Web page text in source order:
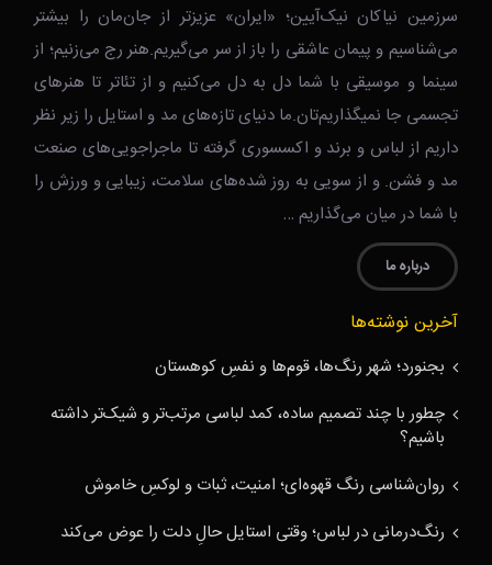
سرزمین نیاکان نیک‌‌‌آیین؛ «ایران» عزیزتر از جان‌مان را بیشتر
می‌شناسیم و پیمان عاشقی را باز از سر می‌گیریم.هنر رج می‌زنیم؛ از
سینما و موسیقی با شما دل به دل می‌کنیم و از تئاتر تا هنرهای
تجسمی جا نمیگذاریم‌تان.ما دنیای تازه‌های مد و استایل را زیر نظر
داریم از لباس و برند و اکسسوری گرفته تا ماجراجویی‌های صنعت
مد و فشن. و از سویی به روز شده‌های سلامت، زیبایی و ورزش را
با شما در میان می‌گذاریم …
درباره ما
آخرین نوشته‌ها
بجنورد؛ شهر رنگ‌ها، قوم‌ها و نفسِ کوهستان
چطور با چند تصمیم ساده، کمد لباسی مرتب‌تر و شیک‌تر داشته
باشیم؟
روان‌شناسی رنگ قهوه‌ای؛ امنیت، ثبات و لوکسِ خاموش
رنگ‌درمانی در لباس؛ وقتی استایل حالِ دلت را عوض می‌کند